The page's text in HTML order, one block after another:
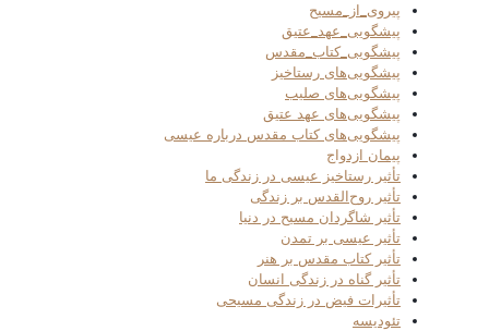
پیروی_از_مسیح
پیشگویی_عهد_عتیق
پیشگویی_کتاب_مقدس
پیشگویی‌های رستاخیز
پیشگویی‌های صلیب
پیشگویی‌های عهد عتیق
پیشگویی‌های کتاب مقدس درباره عیسی
پیمان ازدواج
تأثیر رستاخیز عیسی در زندگی ما
تأثیر روح‌القدس بر زندگی
تأثیر شاگردان مسیح در دنیا
تأثیر عیسی بر تمدن
تأثیر کتاب مقدس بر هنر
تأثیر گناه در زندگی انسان
تأثیرات فیض در زندگی مسیحی
تئودیسه